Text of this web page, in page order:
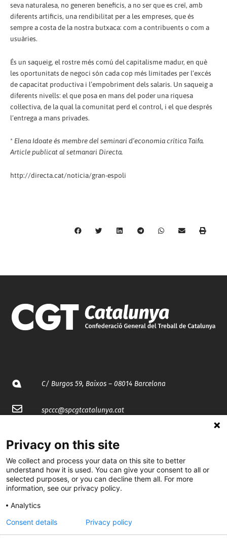
seva naturalesa, no generen beneficis, a no ser que es creï, amb
diferents artificis, una rendibilitat per a les empreses, que és
sempre a costa de la nostra butxaca: com a contribuents o com a
usuàries.
És un saqueig, el rostre més comú del capitalisme madur, en què
les oportunitats de negoci són cada cop més limitades per l’excés
de capacitat productiva i l’empobriment dels salaris. Un saqueig a
diferents nivells: el que posa en mans del poder una riquesa
col·lectiva, de la qual la comunitat perd el control, i el que després
l’entrega a mans privades.
* Elena Idoate és membre del seminari d’economia crítica Taifa.
Article publicat al setmanari Directa.
http://directa.cat/noticia/gran-espoli
C/ Burgos 59, Baixos – 08014 Barcelona
spccc@spcgtcatalunya.cat
@CGTCatalunya
cgtcatalunya
CGTCatalunya
cgtcatalunya
Privacy on this site
We collect and process your data on this site to better
understand how it is used. You can give your consent to all or
selected purposes, or you can decline them all. For more
information, see our privacy policy.
Analytics
Consent details
Privacy policy